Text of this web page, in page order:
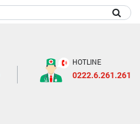
Thông báo khảo sát và
HOTLINE
0222.6.261.261